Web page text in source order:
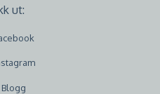
ut:
Blogg